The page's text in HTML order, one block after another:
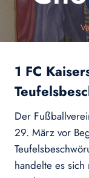
1 FC
Der
29. März vor
handelte es